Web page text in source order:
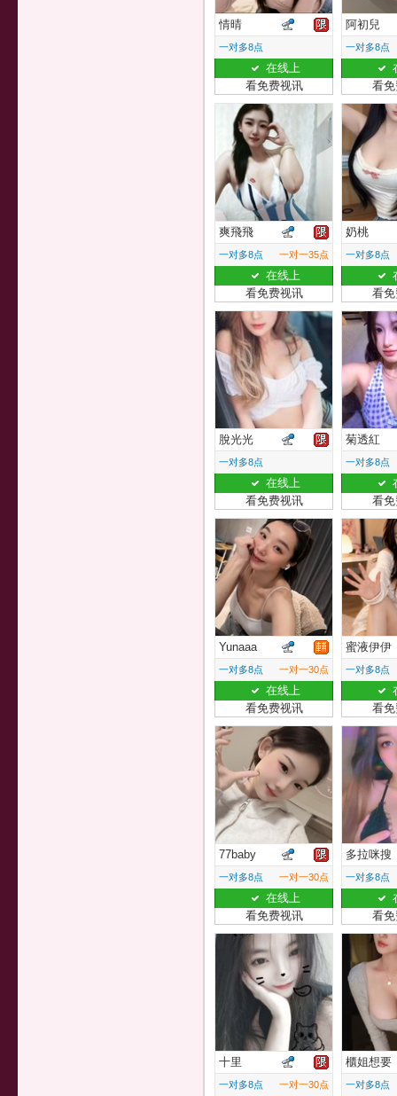
情晴
一对多8点
在线上
看免费视讯
阿初兒
一对多8点
看
爽飛飛
一对多8点 一对一35点
在线上
看免费视讯
奶桃
一对多8点
看
脫光光
一对多8点
在线上
看免费视讯
菊透紅
一对多8点
看
Yunaaa
一对多8点 一对一30点
在线上
看免费视讯
蜜液伊伊
一对多8点
看
77baby
一对多8点 一对一30点
在线上
看免费视讯
多拉咪搜
一对多8点
看
十里
一对多8点 一对一30点
櫃姐想要
一对多8点